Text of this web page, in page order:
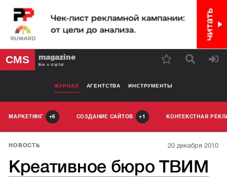
CMS magazine
Все о digital
ЖУРНАЛ АГЕНТСТВА ИНСТРУМЕНТЫ
МАРКЕТИНГ 6 СОЗДАНИЕ САЙТОВ 1 КОНТЕКСТНАЯ
НОВОСТЬ 20 декабря 2010
Креативное бюро ТВИМ